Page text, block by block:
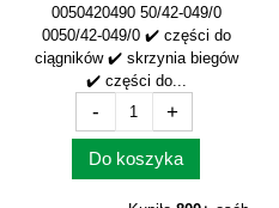
0050420490 50/42-049/0
0050/42-049/0 ✔️ części do
ciągników ✔️ skrzynia biegów
✔️ części do...
- +
Do koszyka